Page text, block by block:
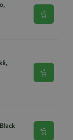
Se
Se
Se